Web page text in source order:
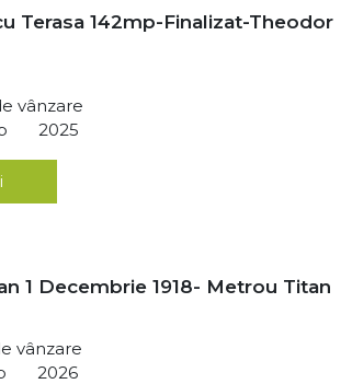
Terasa 142mp-Finalizat-Theodor
vânzare
2025
1 Decembrie 1918- Metrou Titan
vânzare
2026